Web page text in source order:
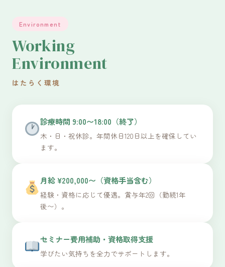
Environment
Working
Environment
はたらく環境
診療時間 9:00〜18:00（終了）
木・日・祝休診。年間休日120日以上を確保してい
ます。
月給 ¥200,000〜（資格手当含む）
経験・資格に応じて優遇。賞与年2回（勤続1年
後〜）。
セミナー費用補助・資格取得支援
学びたい気持ちを全力でサポートします。